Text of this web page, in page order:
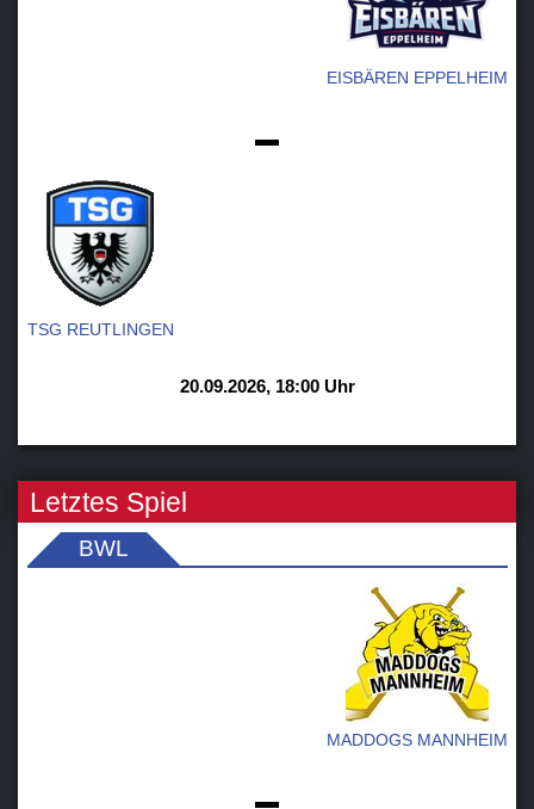
EISBÄREN EPPELHEIM
TSG REUTLINGEN
20.09.2026, 18:00 Uhr
Letztes Spiel
BWL
MADDOGS MANNHEIM